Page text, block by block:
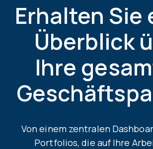
Erhalten Sie
Überblick
Ihre
Von einem zentralen
Portfolios, die auf Ihre